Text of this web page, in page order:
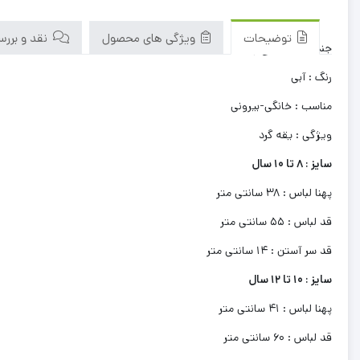
توضیحات ویژگی های محصول نقد و
جنس لباس : نخ پنبه
رنگ : آبی
مناسب : خانگی-بیرونی
ویژگی : یقه گرد
سایز : 8 تا 10 سال
پهنا لباس : 38 سانتی متر
قد لباس : 55 سانتی متر
قد سر آستن : 14 سانتی متر
سایز : 10 تا 12 سال
پهنا لباس : 41 سانتی متر
قد لباس : 60 سانتی متر